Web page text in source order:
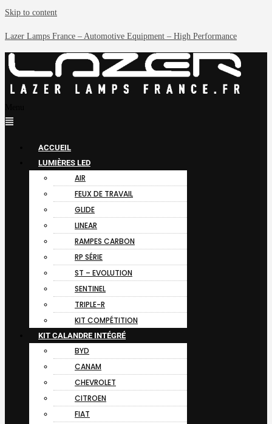
Skip to content
Lazer Lamps France – Automotive Equipment – High Performance
ACCUEIL
LUMIÈRES LED
AIR
FEUX DE TRAVAIL
GLIDE
LINEAR
RAMPES CARBON
RP SÉRIE
ST – EVOLUTION
SENTINEL
TRIPLE-R
KIT COMPÉTITION
KIT CALANDRE INTÉGRÉ
BYD
CANAM
CHEVROLET
CITROEN
FIAT